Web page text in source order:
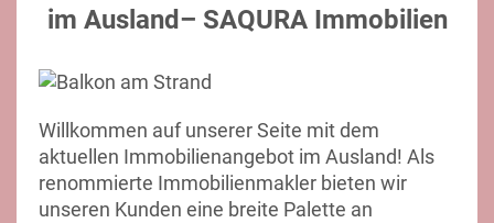
im Ausland– SAQURA Immobilien
Willkommen auf unserer Seite mit dem
aktuellen Immobilienangebot im Ausland! Als
renommierte Immobilienmakler bieten wir
unseren Kunden eine breite Palette an